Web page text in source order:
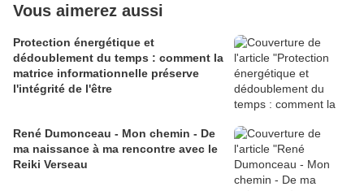
Vous aimerez aussi
Protection énergétique et
dédoublement du temps : comment la
matrice informationnelle préserve
l'intégrité de l'être
René Dumonceau - Mon chemin - De
ma naissance à ma rencontre avec le
Reiki Verseau